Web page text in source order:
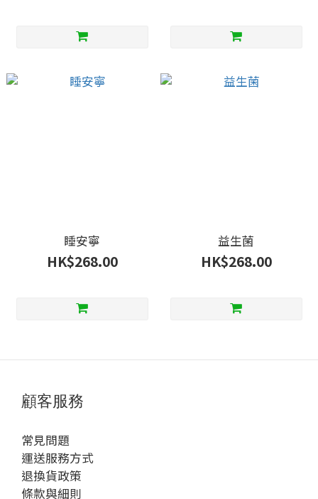
睡安寧
HK$268.00
益生菌
HK$268.00
顧客服務
常見問題
運送服務方式
退換貨政策
條款與細則